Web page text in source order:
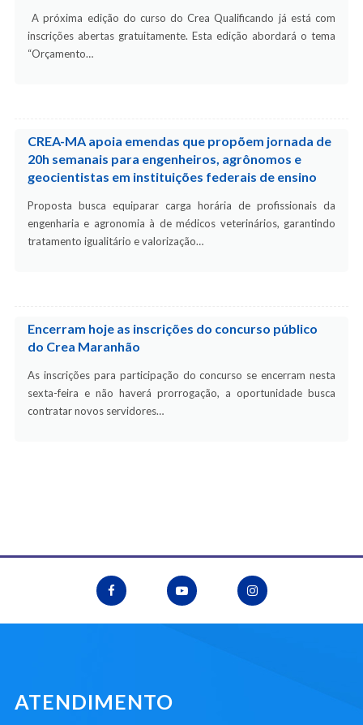
A próxima edição do curso do Crea Qualificando já está com
inscrições abertas gratuitamente. Esta edição abordará o tema
“Orçamento…
CREA-MA apoia emendas que propõem jornada de
20h semanais para engenheiros, agrônomos e
geocientistas em instituições federais de ensino
Proposta busca equiparar carga horária de profissionais da
engenharia e agronomia à de médicos veterinários, garantindo
tratamento igualitário e valorização…
Encerram hoje as inscrições do concurso público
do Crea Maranhão
As inscrições para participação do concurso se encerram nesta
sexta-feira e não haverá prorrogação, a oportunidade busca
contratar novos servidores…
ATENDIMENTO